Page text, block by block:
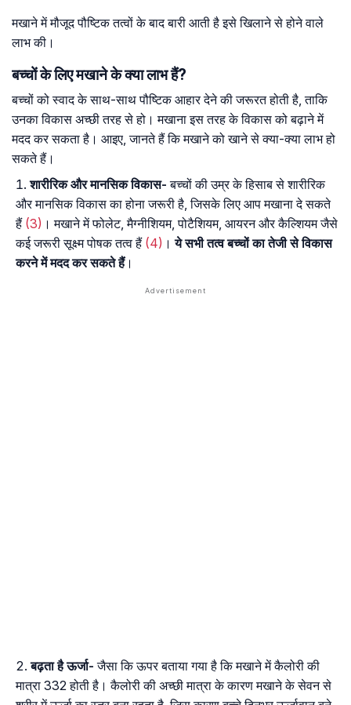
मखाने में मौजूद पौष्टिक तत्वों के बाद बारी आती है इसे खिलाने से होने वाले
लाभ की।
बच्चों के लिए मखाने के क्या लाभ हैं?
बच्चों को स्वाद के साथ-साथ पौष्टिक आहार देने की जरूरत होती है, ताकि
उनका विकास अच्छी तरह से हो। मखाना इस तरह के विकास को बढ़ाने में
मदद कर सकता है। आइए, जानते हैं कि मखाने को खाने से क्या-क्या लाभ हो
सकते हैं।
शारीरिक और मानसिक विकास- बच्चों की उम्र के हिसाब से शारीरिक
और मानसिक विकास का होना जरूरी है, जिसके लिए आप मखाना दे सकते
हैं (3) । मखाने में फोलेट, मैग्नीशियम, पोटैशियम, आयरन और कैल्शियम जैसे
कई जरूरी सूक्ष्म पोषक तत्व हैं (4) ।ये सभी तत्व बच्चों का तेजी से विकास
करने में मदद कर सकते हैं।
बढ़ता है ऊर्जा- जैसा कि ऊपर बताया गया है कि मखाने में कैलोरी की
मात्रा 332 होती है। कैलोरी की अच्छी मात्रा के कारण मखाने के सेवन से